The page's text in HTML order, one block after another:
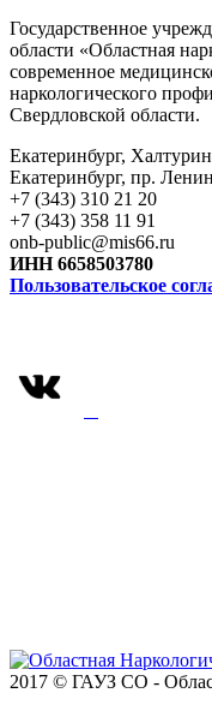
Государственное
области «Областная
современное
наркологического
Свердловской области.
Екатеринбург,
Екатеринбург, пр.
+7 (343) 310 21 20
+7 (343) 358 11 91
onb-public@mis66.ru
ИНН 6658503780
Пользовательское
2017 © ГАУЗ СО -